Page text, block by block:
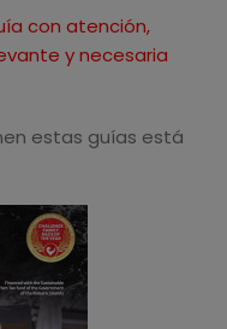
con atención,
y necesaria
estas guías está